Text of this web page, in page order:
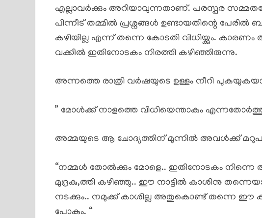
എല്ലാവർക്കും അറിയാവുന്നതാണ്. പരസ്പര
പിന്നീട് തമ്മിൽ പ്രശ്നങ്ങൾ ഉണ്ടായതിന്റെ
കഴിയില്ല എന്ന് തന്നെ കോടതി വിധിയ്ക്കും.
വക്കീൽ ഇതിനോടകം നിരത്തി കഴിഞ്ഞിരുന്നു.
അന്നത്തെ രാത്രി വർഷയുടെ ഉള്ളം നീറി
” മോൾക്ക് നാളത്തെ വിധിയെന്താകും
അമ്മയുടെ ആ ചോദ്യത്തിന് മുന്നിൽ അവൾക്ക്
“നമ്മൾ തോൽക്കും മോളെ.. ഇതിനോടകം
മുദ്രകു,ത്തി കഴിഞ്ഞു.. ഈ നാട്ടിൽ കാശിനു
നടക്കും.. നമുക്ക് കാശില്ല അതുകൊണ്ട് തന്നെ ഈ
പോകും. “